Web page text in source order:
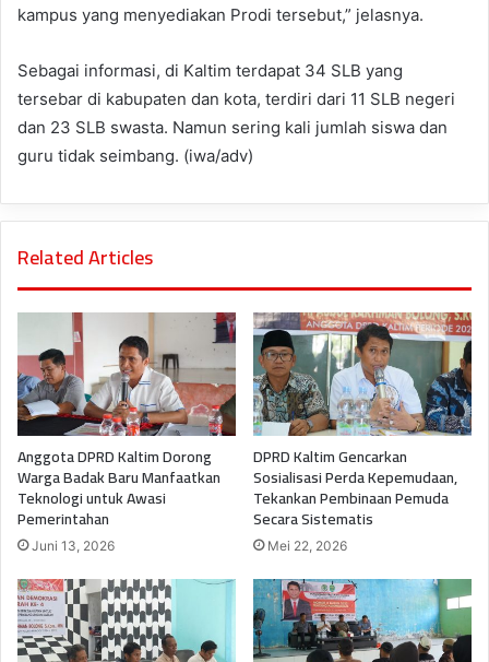
kampus yang menyediakan Prodi tersebut,” jelasnya.
Sebagai informasi, di Kaltim terdapat 34 SLB yang
tersebar di kabupaten dan kota, terdiri dari 11 SLB negeri
dan 23 SLB swasta. Namun sering kali jumlah siswa dan
guru tidak seimbang. (iwa/adv)
Related Articles
Anggota DPRD Kaltim Dorong
Warga Badak Baru Manfaatkan
Teknologi untuk Awasi
Pemerintahan
Juni 13, 2026
DPRD Kaltim Gencarkan
Sosialisasi Perda Kepemudaan,
Tekankan Pembinaan Pemuda
Secara Sistematis
Mei 22, 2026